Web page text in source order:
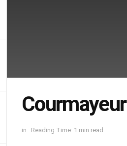
Courmayeur
in Reading Time: 1 min read